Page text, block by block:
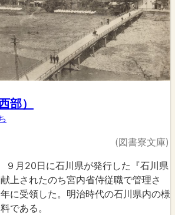
部）
(図書寮文庫)
９月20日に石川県が発行した『石川県
上されたのち宮内省侍従職で管理さ
に受領した。明治時代の石川県内の様
である。